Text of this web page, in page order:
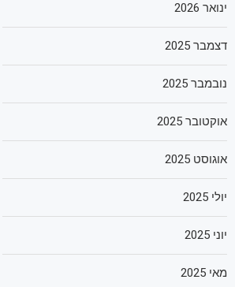
ינואר 2026
דצמבר 2025
נובמבר 2025
אוקטובר 2025
אוגוסט 2025
יולי 2025
יוני 2025
מאי 2025